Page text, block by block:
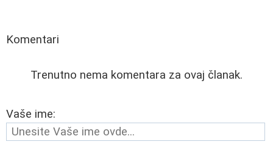
Komentari
Trenutno nema komentara za ovaj članak.
Vaše ime: